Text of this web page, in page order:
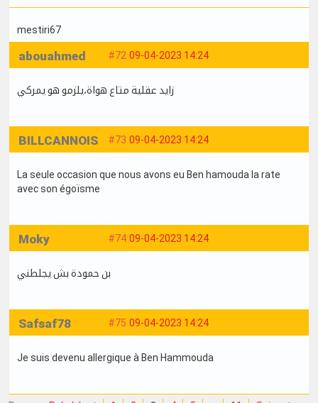
mestiri67
#72 09-04-2023 14:24
abouahmed
زايد عقلية متاع هواة،يلزمو هو يمركي
#73 09-04-2023 14:24
BILLCANNOIS
La seule occasion que nous avons eu Ben hamouda la rate
avec son égoïsme
#74 09-04-2023 14:24
Moky
بن حمودة بش يجلطني
#75 09-04-2023 14:24
Safsaf78
Je suis devenu allergique à Ben Hammouda